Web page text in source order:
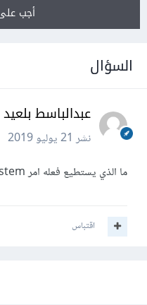
أجب
السؤال
عبدالباسط بلعيد
نشر21 يوليو 2019
ما الذي يستطيع فعله امر system في لغة سي
اقتباس